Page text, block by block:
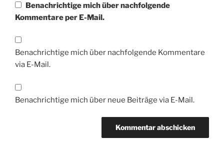
Benachrichtige mich über nachfolgende
Kommentare per E-Mail.
Benachrichtige mich über nachfolgende Kommentare
via E-Mail.
Benachrichtige mich über neue Beiträge via E-Mail.